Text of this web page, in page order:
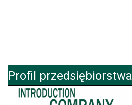
Profil przedsiębiorstwa